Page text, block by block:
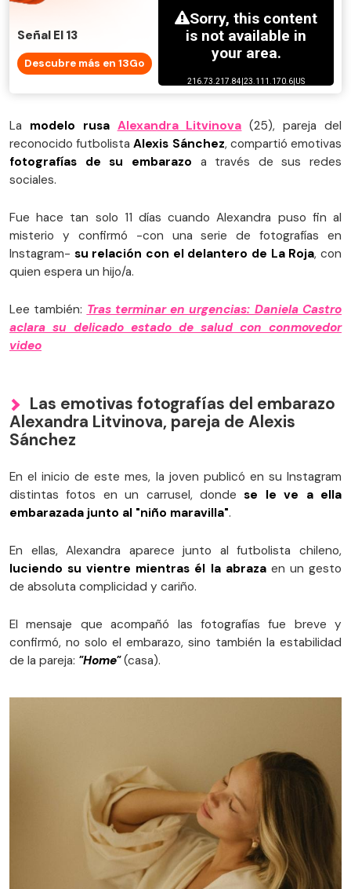
Señal El 13
Descubre más en 13Go
La modelo rusa Alexandra Litvinova (25), pareja del
reconocido futbolistaAlexis Sánchez, compartió emotivas
fotografías de su embarazo a través de sus redes
sociales.
Fue hace tan solo 11 días cuando Alexandra puso fin al
misterio y confirmó -con una serie de fotografías en
Instagram- su relación con el delantero de La Roja, con
quien espera un hijo/a.
Lee también: Tras terminar en urgencias: Daniela Castro
aclara su delicado estado de salud con conmovedor
video
Las emotivas fotografías del embarazo
Alexandra Litvinova, pareja de Alexis
Sánchez
En el inicio de este mes, la joven publicó en su Instagram
distintas fotos en un carrusel, dondese le ve a ella
embarazada junto al "niño maravilla".
En ellas, Alexandra aparece junto al futbolista chileno,
luciendo su vientre mientras él la abrazaen un gesto
de absoluta complicidad y cariño.
El mensaje que acompañó las fotografías fue breve y
confirmó, no solo el embarazo, sino también la estabilidad
de la pareja: "Home"(casa).